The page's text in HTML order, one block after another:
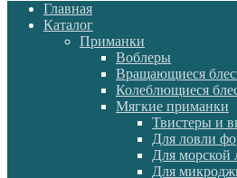
Главная
Каталог
Приманки
Воблеры
Вращающиеся
Колеблющиеся
Мягкие приманки
Твистеры и
Для ловли
Для морской
Для